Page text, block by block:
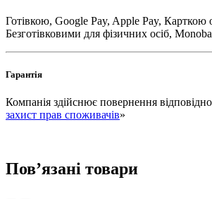
Готівкою, Google Pay, Apple Pay, Карткою
Безготівковими для фізичних осіб,
Гарантія
Компанія здійснює повернення
захист прав споживачів»
Повʼязані товари